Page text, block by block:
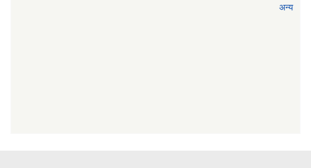
अन्य